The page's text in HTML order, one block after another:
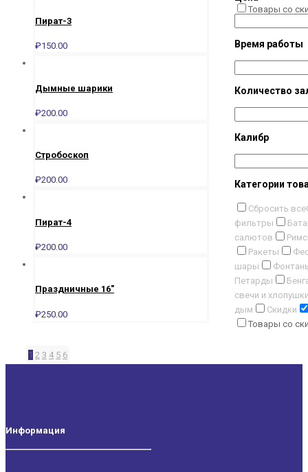
Пират-3
₽150.00
Дымные шарики
₽200.00
Стробоскоп
₽200.00
Пират-4
₽200.00
Праздничные 16″
₽250.00
1 2 3 4 5 6
Товары со
Время работы
Количество
Калибр
Категории
Сбросить все
фильтры
салютов
Ракеты
шары
Петарды
свечи и
дым
Скидки
Товары со
Информация